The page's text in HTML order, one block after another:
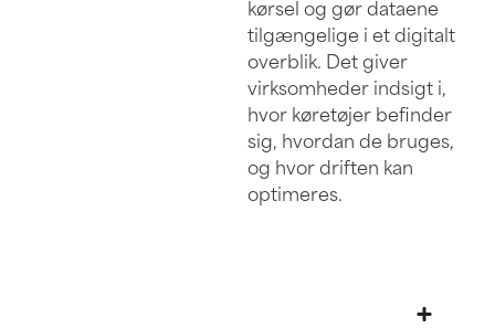
kørsel og gør dataene
tilgængelige i et digitalt
overblik. Det giver
virksomheder indsigt i,
hvor køretøjer befinder
sig, hvordan de bruges,
og hvor driften kan
optimeres.